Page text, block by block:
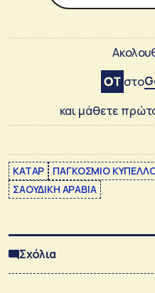
στο
και μάθετε
ΚΑΤΑΡ
ΠΑΓΚΟΣΜΙΟ
ΣΑΟΥΔΙΚΗ ΑΡΑΒΙΑ
Σχόλια